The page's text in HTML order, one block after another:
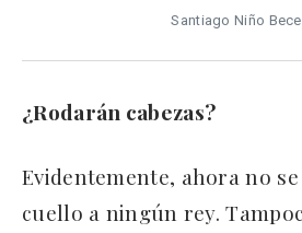
Santiago Niño
¿Rodarán cabezas?
Evidentemente, ahora no
cuello a ningún rey.